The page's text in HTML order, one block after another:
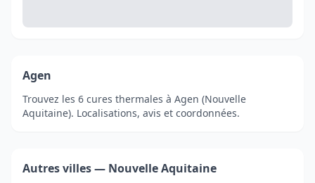
Agen
Trouvez les 6 cures thermales à Agen (Nouvelle
Aquitaine). Localisations, avis et coordonnées.
Autres villes — Nouvelle Aquitaine